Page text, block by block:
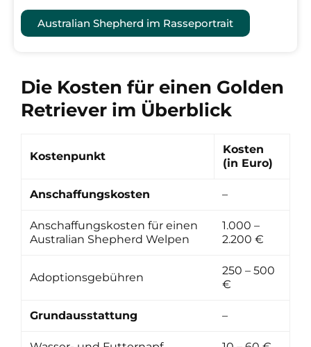
Australian Shepherd im Rasseportrait
Die Kosten für einen Golden
Retriever im Überblick
Kostenpunkt
Kosten
(in Euro)
Anschaffungskosten –
Anschaffungskosten für einen
Australian Shepherd Welpen
1.000 –
2.200 €
Adoptionsgebühren
250 – 500
€
Grundausstattung –